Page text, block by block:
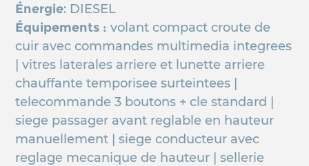
Énergie: DIESEL
Équipements :volant compact croute de
cuir avec commandes multimedia integrees
| vitres laterales arriere et lunette arriere
chauffante temporisee surteintees |
telecommande 3 boutons + cle standard |
siege passager avant reglable en hauteur
manuellement | siege conducteur avec
reglage mecanique de hauteur | sellerie